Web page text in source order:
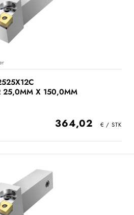
25,0MM X 150,0MM
364,02